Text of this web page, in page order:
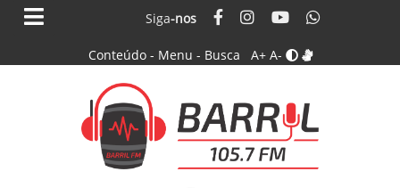
Siga-nos
Conteúdo - Menu - Busca A+ A-